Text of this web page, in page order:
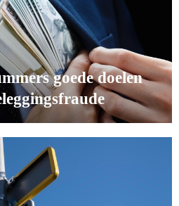
goede doelen